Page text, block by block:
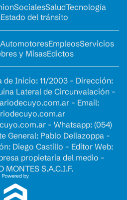
SocialesSaludTecnología
Estado del tránsito
AutomotoresEmpleosServicios
y MisasEdictos
de Inicio: 11/2003 - Dirección:
Lateral de Circunvalación -
- Email:
- Whatsapp: (054)
General: Pablo Dellazoppa -
Diego Castillo - Editor Web:
propietaria del medio -
MONTES S.A.C.I.F.